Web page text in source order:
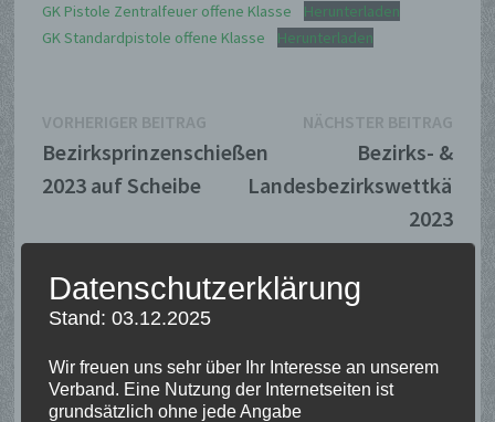
GK Pistole Zentralfeuer offene Klasse
Herunterladen
GK Standardpistole offene Klasse
Herunterladen
Beitragsnavigation
VORHERIGER BEITRAG
Beitrag:
Bezirksprinzenschießen
2023 auf Scheibe
NÄCHSTER BEITRAG
Bezirks- &
2023
Suchen
nach:
Datenschutzerklärung
Stand: 03.12.2025
Wir freuen uns sehr über Ihr Interesse an unserem
Verband. Eine Nutzung der Internetseiten ist
grundsätzlich ohne jede Angabe